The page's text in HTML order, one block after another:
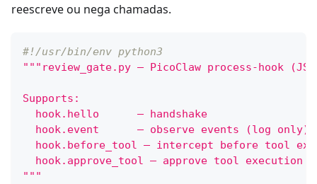
reescreve ou nega chamadas.
#!/usr/bin/env python3
"""review_gate.py – PicoClaw process-hook
Supports:
  hook.hello      – handshake
  hook.event      – observe events (log only)
hook.before_tool – intercept before tool
hook.approve_tool – approve tool execution
"""